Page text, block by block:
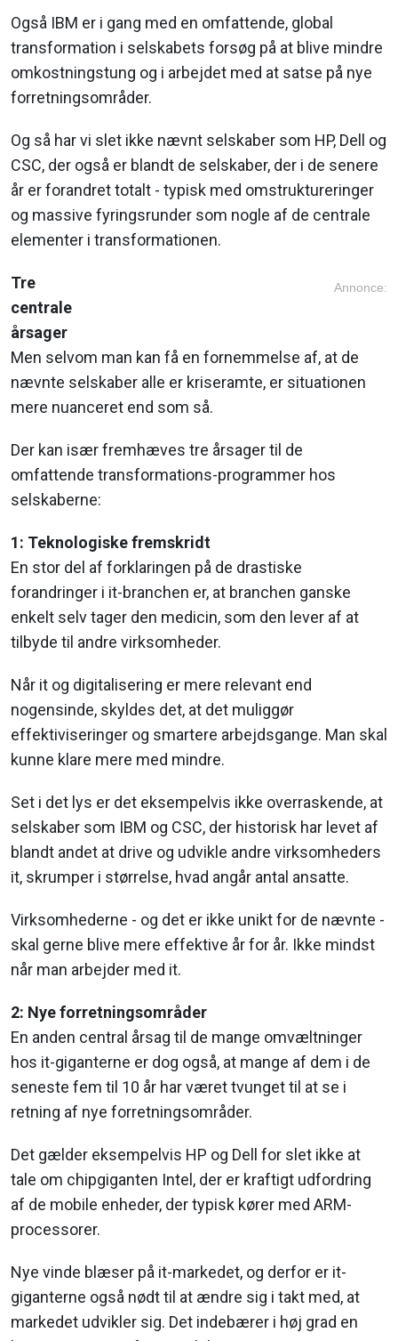
Også IBM er i gang med en omfattende, global
transformation i selskabets forsøg på at blive mindre
omkostningstung og i arbejdet med at satse på nye
forretningsområder.
Og så har vi slet ikke nævnt selskaber som HP, Dell og
CSC, der også er blandt de selskaber, der i de senere
år er forandret totalt - typisk med omstruktureringer
og massive fyringsrunder som nogle af de centrale
elementer i transformationen.
Annonce:
Tre
centrale
årsager
Men selvom man kan få en fornemmelse af, at de
nævnte selskaber alle er kriseramte, er situationen
mere nuanceret end som så.
Der kan især fremhæves tre årsager til de
omfattende transformations-programmer hos
selskaberne:
1: Teknologiske fremskridt
En stor del af forklaringen på de drastiske
forandringer i it-branchen er, at branchen ganske
enkelt selv tager den medicin, som den lever af at
tilbyde til andre virksomheder.
Når it og digitalisering er mere relevant end
nogensinde, skyldes det, at det muliggør
effektiviseringer og smartere arbejdsgange. Man skal
kunne klare mere med mindre.
Set i det lys er det eksempelvis ikke overraskende, at
selskaber som IBM og CSC, der historisk har levet af
blandt andet at drive og udvikle andre virksomheders
it, skrumper i størrelse, hvad angår antal ansatte.
Virksomhederne - og det er ikke unikt for de nævnte -
skal gerne blive mere effektive år for år. Ikke mindst
når man arbejder med it.
2: Nye forretningsområder
En anden central årsag til de mange omvæltninger
hos it-giganterne er dog også, at mange af dem i de
seneste fem til 10 år har været tvunget til at se i
retning af nye forretningsområder.
Det gælder eksempelvis HP og Dell for slet ikke at
tale om chipgiganten Intel, der er kraftigt udfordring
af de mobile enheder, der typisk kører med ARM-
processorer.
Nye vinde blæser på it-markedet, og derfor er it-
giganterne også nødt til at ændre sig i takt med, at
markedet udvikler sig. Det indebærer i høj grad en